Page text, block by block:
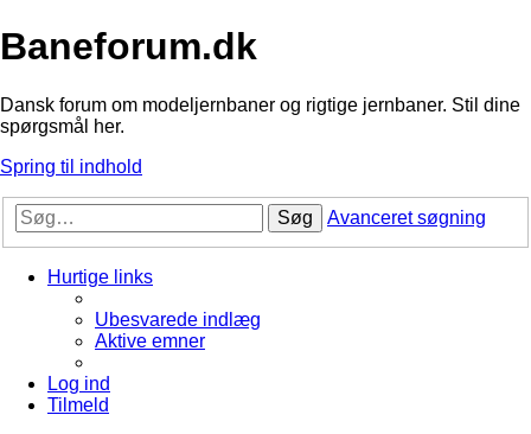
Baneforum.dk
Dansk forum om modeljernbaner og rigtige jernbaner. Stil dine
spørgsmål her.
Spring til indhold
Søg Avanceret søgning
Hurtige links
Ubesvarede indlæg
Aktive emner
Log ind
Tilmeld